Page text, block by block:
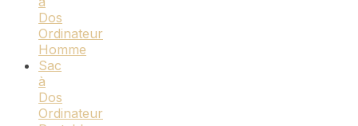
Dos
Ordinateur
Homme
Sac
à
Dos
Ordinateur